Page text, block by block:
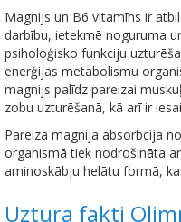
Magnijs un B6 vitamīns ir
darbību, ietekmē noguruma
psiholoģisko funkciju
enerģijas metabolismu
magnijs palīdz pareizai
zobu uzturēšanā, kā arī ir
Pareiza magnija absorbcija
organismā tiek nodrošināta
aminoskābju helātu formā,
Uztura fakti